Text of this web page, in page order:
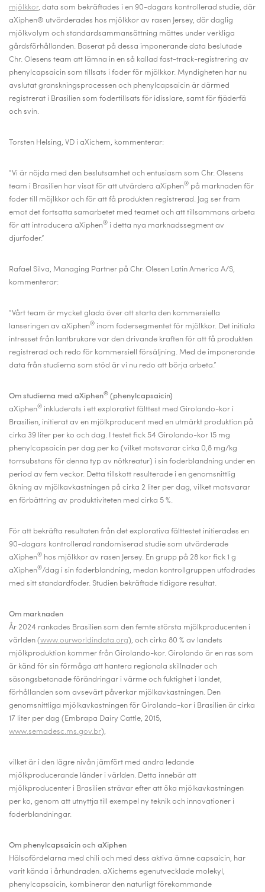
mjölkkor, data som bekräftades i en 90-dagars kontrollerad studie, där
aXiphen® utvärderades hos mjölkkor av rasen Jersey, där daglig
mjölkvolym och standardsammansättning mättes under verkliga
gårdsförhållanden. Baserat på dessa imponerande data beslutade
Chr. Olesens team att lämna in en så kallad fast-track-registrering av
phenylcapsaicin som tillsats i foder för mjölkkor. Myndigheten har nu
avslutat granskningsprocessen och phenylcapsaicin är därmed
registrerat i Brasilien som fodertillsats för idisslare, samt för fjäderfä
och svin.
Torsten Helsing, VD i aXichem, kommenterar:
”Vi är nöjda med den beslutsamhet och entusiasm som Chr. Olesens
team i Brasilien har visat för att utvärdera aXiphen® på marknaden för
foder till möjlkkor och för att få produkten registrerad. Jag ser fram
emot det fortsatta samarbetet med teamet och att tillsammans arbeta
för att introducera aXiphen® i detta nya marknadssegment av
djurfoder.”
Rafael Silva, Managing Partner på Chr. Olesen Latin America A/S,
kommenterar:
”Vårt team är mycket glada över att starta den kommersiella
lanseringen av aXiphen® inom fodersegmentet för mjölkkor. Det initiala
intresset från lantbrukare var den drivande kraften för att få produkten
registrerad och redo för kommersiell försäljning. Med de imponerande
data från studierna som stöd är vi nu redo att börja arbeta.”
Om studierna med aXiphen® (phenylcapsaicin)
aXiphen® inkluderats i ett explorativt fälttest med Girolando-kor i
Brasilien, initierat av en mjölkproducent med en utmärkt produktion på
cirka 39 liter per ko och dag. I testet fick 54 Girolando-kor 15 mg
phenylcapsaicin per dag per ko (vilket motsvarar cirka 0,8 mg/kg
torrsubstans för denna typ av nötkreatur) i sin foderblandning under en
period av fem veckor. Detta tillskott resulterade i en genomsnittlig
ökning av mjölkavkastningen på cirka 2 liter per dag, vilket motsvarar
en förbättring av produktiviteten med cirka 5 %.
För att bekräfta resultaten från det explorativa fälttestet initierades en
90-dagars kontrollerad randomiserad studie som utvärderade
aXiphen® hos mjölkkor av rasen Jersey. En grupp på 28 kor fick 1 g
aXiphen®/dag i sin foderblandning, medan kontrollgruppen utfodrades
med sitt standardfoder. Studien bekräftade tidigare resultat.
Om marknaden
År 2024 rankades Brasilien som den femte största mjölkproducenten i
världen (www.ourworldindata.org), och cirka 80 % av landets
mjölkproduktion kommer från Girolando-kor. Girolando är en ras som
är känd för sin förmåga att hantera regionala skillnader och
säsongsbetonade förändringar i värme och fuktighet i landet,
förhållanden som avsevärt påverkar mjölkavkastningen. Den
genomsnittliga mjölkavkastningen för Girolando-kor i Brasilien är cirka
17 liter per dag (Embrapa Dairy Cattle, 2015,
www.semadesc.ms.gov.br),
vilket är i den lägre nivån jämfört med andra ledande
mjölkproducerande länder i världen. Detta innebär att
mjölkproducenter i Brasilien strävar efter att öka mjölkavkastningen
per ko, genom att utnyttja till exempel ny teknik och innovationer i
foderblandningar.
Om phenylcapsaicin och aXiphen
Hälsofördelarna med chili och med dess aktiva ämne capsaicin, har
varit kända i århundraden. aXichems egenutvecklade molekyl,
phenylcapsaicin, kombinerar den naturligt förekommande